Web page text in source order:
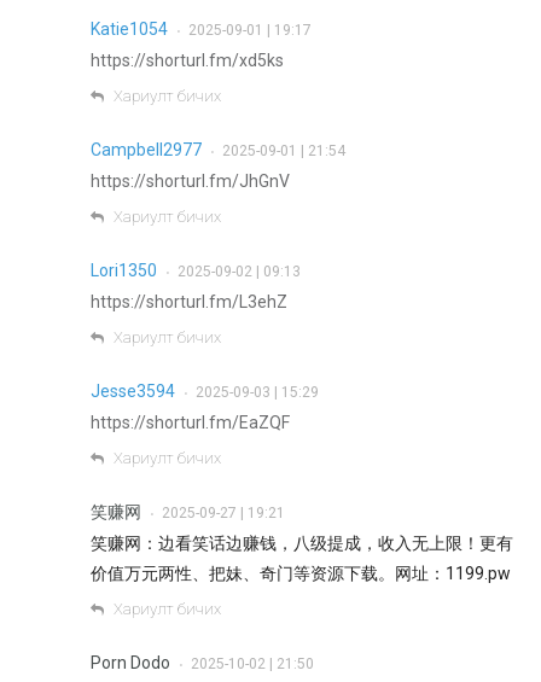
Katie1054 • 2025-09-01 | 19:17
https://shorturl.fm/xd5ks
Хариулт бичих
Campbell2977 • 2025-09-01 | 21:54
https://shorturl.fm/JhGnV
Хариулт бичих
Lori1350 • 2025-09-02 | 09:13
https://shorturl.fm/L3ehZ
Хариулт бичих
Jesse3594 • 2025-09-03 | 15:29
https://shorturl.fm/EaZQF
Хариулт бичих
笑赚网 • 2025-09-27 | 19:21
笑赚网：边看笑话边赚钱，八级提成，收入无上限！更有
价值万元两性、把妹、奇门等资源下载。网址：1199.pw
Хариулт бичих
Porn Dodo • 2025-10-02 | 21:50